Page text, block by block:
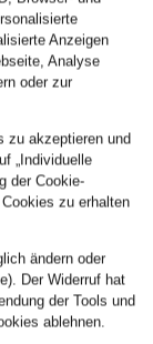
Anzeigen
Analyse
oder zur
zu akzeptieren und
„Individuelle
der Cookie-
zu erhalten
ändern oder
Der Widerruf hat
der Tools und
ablehnen.